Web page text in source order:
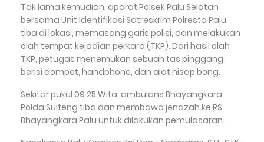
Tak lama kemudian, aparat Polsek Palu Selatan
bersama Unit Identifikasi Satreskrim Polresta Palu
tiba di lokasi, memasang garis polisi, dan melakukan
olah tempat kejadian perkara (TKP). Dari hasil olah
TKP, petugas menemukan sebuah tas pinggang
berisi dompet, handphone, dan alat hisap bong.
Sekitar pukul 09.25 Wita, ambulans Bhayangkara
Polda Sulteng tiba dan membawa jenazah ke RS
Bhayangkara Palu untuk dilakukan pemulasaran.